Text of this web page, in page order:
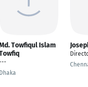
Towfiqul Islam
Dhaka